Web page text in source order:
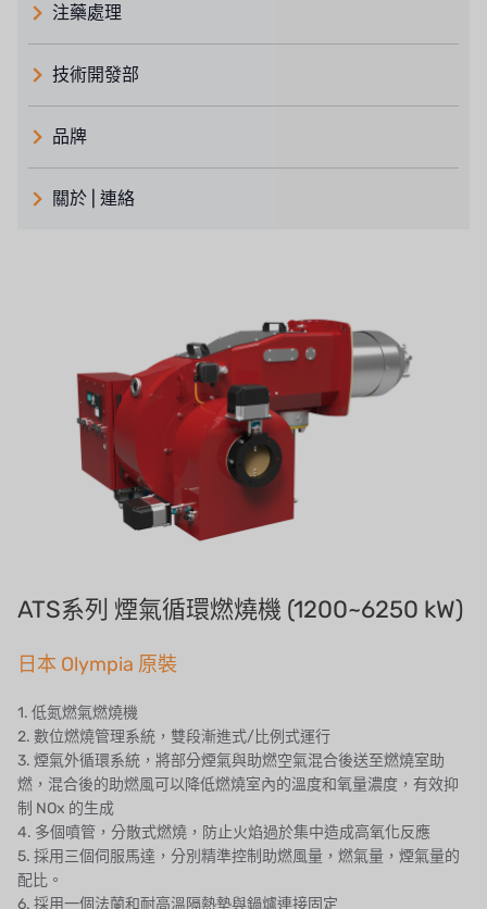
注藥處理
技術開發部
品牌
義大利 ATLAS
美國 CLACK
美國 EMERSON
美國 PENTAIR
美國 PULSAFEEDER
丹麥 DANFOSS
法國 SUNTEC
美國 PUROLITE
日本 NOP
關於 | 連絡
ATS系列 煙氣循環燃燒機 (1200~6250 kW)
日本 Olympia 原裝
1. 低氮燃氣燃燒機
2. 數位燃燒管理系統，雙段漸進式/比例式運行
3. 煙氣外循環系統，將部分煙氣與助燃空氣混合後送至燃燒室助
燃，混合後的助燃風可以降低燃燒室內的溫度和氧量濃度，有效抑
制 NOx 的生成
4. 多個噴管，分散式燃燒，防止火焰過於集中造成高氧化反應
5. 採用三個伺服馬達，分別精準控制助燃風量，燃氣量，煙氣量的
配比。
6. 採用一個法蘭和耐高溫隔熱墊與鍋爐連接固定